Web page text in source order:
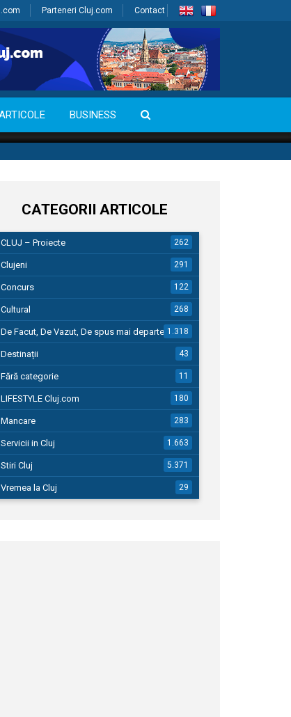
Parteneri Cluj.com Contact
BUSINESS
CATEGORII ARTICOLE
CLUJ – Proiecte 262
Clujeni 291
Concurs 122
Cultural 268
De Facut, De Vazut, De spus mai departe…1.318
Destinații 43
Fără categorie 11
LIFESTYLE Cluj.com 180
Mancare 283
Servicii in Cluj 1.663
Stiri Cluj 5.371
Vremea la Cluj 29